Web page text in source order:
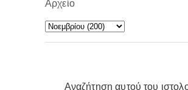
Αναζήτηση αυτού του